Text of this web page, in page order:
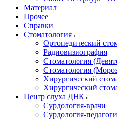
Материал
Прочее
Справки
Стоматология
Ортопедический
Радиовизиография
Стоматология
Стоматология
Хирургический
Хирургический
Центр слуха ДНК
Сурдология-врачи
Сурдология-педагоги